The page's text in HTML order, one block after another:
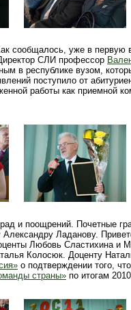
сообщалось, уже в первую
СЛИ профессор
в республике вузом,
поступило от
работы как приемной
и поощрений. Почетные
Ладанову.
Любовь Сластихина и
Колосюк. Доценту
о подтверждении того,
страны» по итогам 2010